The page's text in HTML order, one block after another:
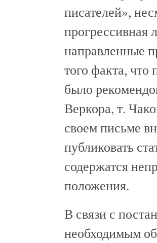
писателей»,
прогрессивная
направленные
того факта,
было
Веркора, т.
своем письме
публиковать
содержатся
положения.
В связи с
необходимым